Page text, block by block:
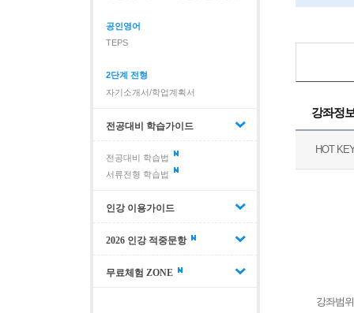
공인영어
TEPS
2단계 전형
자기소개서/학업계획서
전공대비 학습가이드
전공대비 학습법
서류전형 학습법
인강 이용가이드
2026 인강 적중문항
무료체험 ZONE
강좌정
HOT
강좌범위